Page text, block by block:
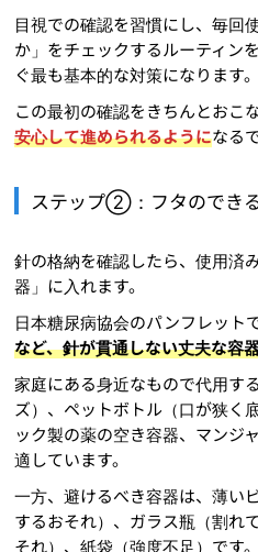
目視での確認を習慣にし、毎回
か」をチェックするルーティン
ぐ最も基本的な対策になります。
この最初の確認をきちんとおこ
安心して進められるようになる
ステップ②：フタのでき
針の格納を確認したら、使用済
器」に入れます。
日本糖尿病協会のパンフレット
など、針が貫通しない丈夫な容
家庭にある身近なもので代用す
ズ）、ペットボトル（口が狭く
ック製の薬の空き容器、マンジ
適しています。
一方、避けるべき容器は、薄い
するおそれ）、ガラス瓶（割れ
それ）、紙袋（強度不足）です。